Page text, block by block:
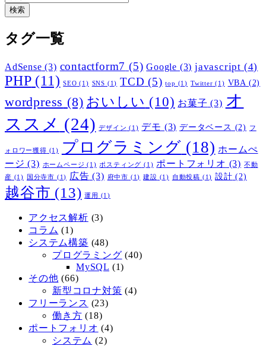
索検索
タグ一覧
AdSense (3) contactform7 (5) Google (3) javascript (4)
PHP(11) SEO (1) SNS (1) TCD (5) top (1) Twitter (1) VBA (2)
wordpress (8) おいしい (10) お菓子 (3) オ
ススメ (24) デザイン (1) デモ (3) データベース (2) フ
ォロワー獲得 (1) プログラミング (18) ホームぺ
ージ (3) ホームページ (1) ポスティング (1) ポートフォリオ (3) 不動
産 (1) 国分寺市 (1) 広告 (3) 府中市 (1) 建設 (1) 自動投稿 (1) 設計 (2)
越谷市 (13) 運用 (1)
アクセス解析 (3)
コラム (1)
システム構築 (48)
プログラミング (40)
MySQL (1)
その他 (66)
新型コロナ対策 (4)
フリーランス (23)
働き方 (18)
ポートフォリオ (4)
システム (2)